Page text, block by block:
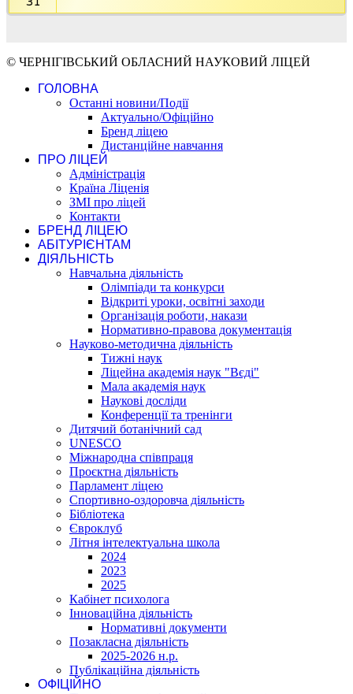
© ЧЕРНІГІВСЬКИЙ ОБЛАСНИЙ НАУКОВИЙ ЛІЦЕЙ
ГОЛОВНА
Останні новини/Події
Актуально/Офіційно
Бренд ліцею
Дистанційне навчання
ПРО ЛІЦЕЙ
Адміністрація
Країна Ліценія
ЗМІ про ліцей
Контакти
БРЕНД ЛІЦЕЮ
АБІТУРІЄНТАМ
ДІЯЛЬНІСТЬ
Навчальна діяльність
Олімпіади та конкурси
Відкриті уроки, освітні заходи
Організація роботи, накази
Нормативно-правова документація
Науково-методична діяльність
Тижні наук
Ліцейна академія наук "Вєді"
Мала академія наук
Наукові досліди
Конференції та тренінги
Дитячий ботанічний сад
UNESCO
Міжнародна співпраця
Проєктна діяльність
Парламент ліцею
Спортивно-оздоровча діяльність
Бібліотека
Євроклуб
Літня інтелектуальна школа
2024
2023
2025
Кабінет психолога
Інноваційна діяльність
Нормативні документи
Позакласна діяльність
2025-2026 н.р.
Публікаційна діяльність
ОФІЦІЙНО